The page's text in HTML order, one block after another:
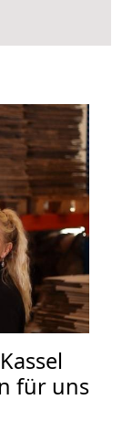
für uns